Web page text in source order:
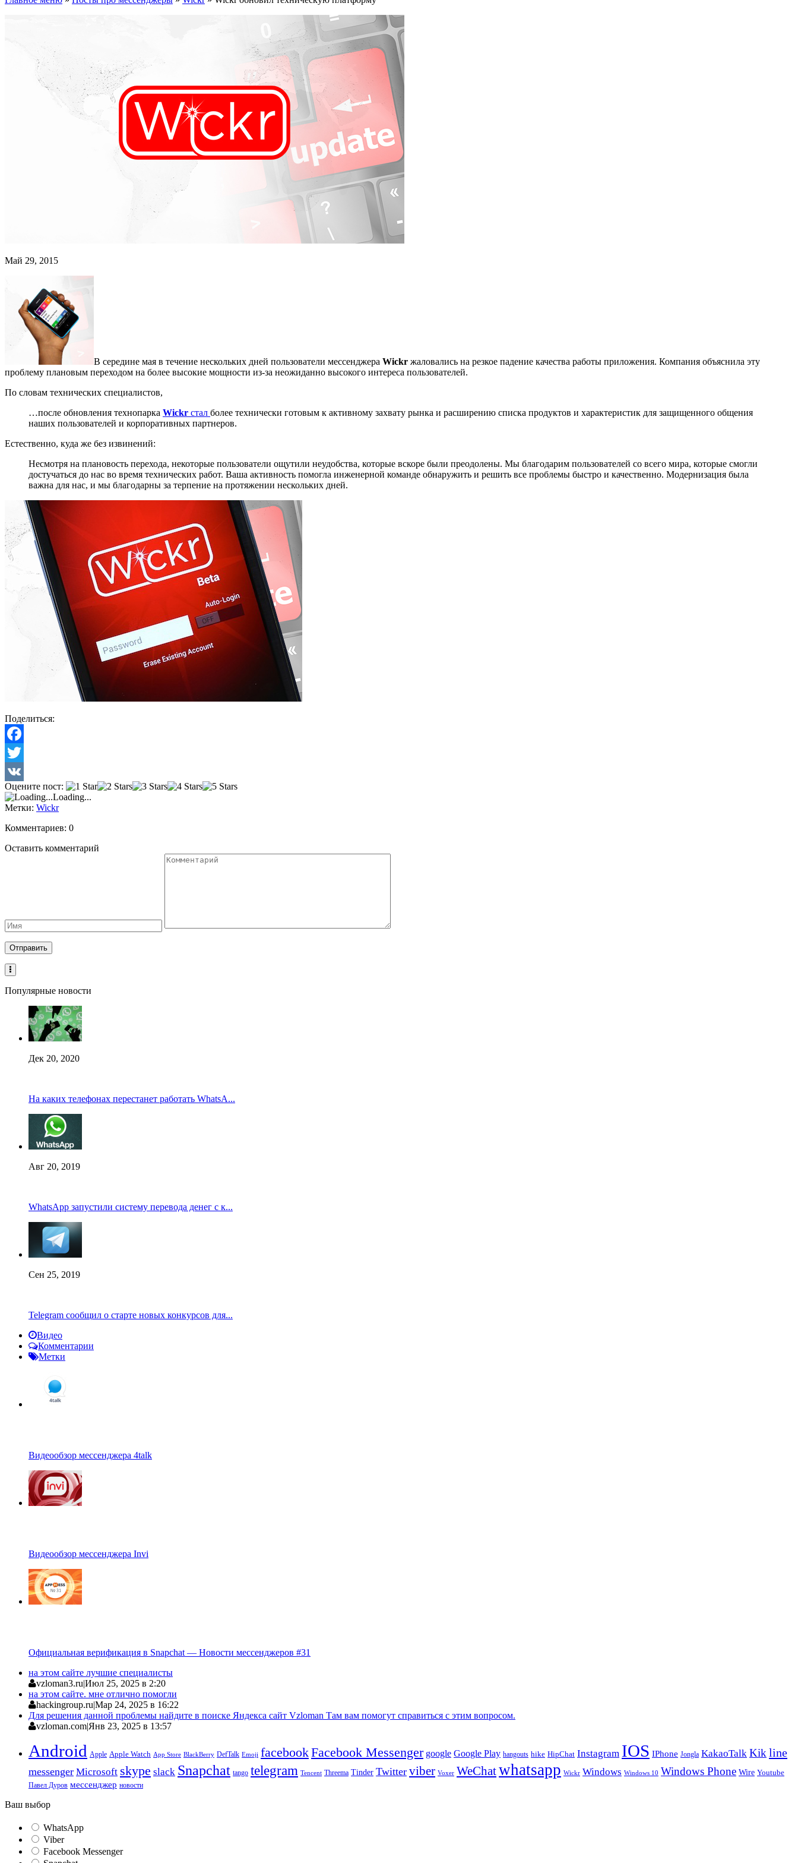
Май 29, 2015
В середине мая в течение нескольких дней пользователи мессенджера Wickr жаловались на резкое падение качества работы приложения. Компания объяснила эту
проблему плановым переходом на более высокие мощности из-за неожиданно высокого интереса пользователей.
По словам технических специалистов,
…после обновления технопарка Wickr стал более технически готовым к активному захвату рынка и расширению списка продуктов и характеристик для защищенного общения
наших пользователей и корпоративных партнеров.
Естественно, куда же без извинений:
Несмотря на плановость перехода, некоторые пользователи ощутили неудобства, которые вскоре были преодолены. Мы благодарим пользователей со всего мира, которые смогли
достучаться до нас во время технических работ. Ваша активность помогла инженерной команде обнаружить и решить все проблемы быстро и качественно. Модернизация была
важна для нас, и мы благодарны за терпение на протяжении нескольких дней.
Поделиться:
Facebook
Twitter
VK
Оцените пост:
Loading...
Метки: Wickr
Комментариев: 0
Оставить комментарий
Популярные новости
Дек 20, 2020
На каких телефонах перестанет работать WhatsA...
Авг 20, 2019
WhatsApp запустили систему перевода денег с к...
Сен 25, 2019
Telegram сообщил о старте новых конкурсов для...
Видео
Комментарии
Метки
Видеообзор мессенджера 4talk
Видеообзор мессенджера Invi
Официальная верификация в Snapchat — Новости мессенджеров #31
на этом сайте лучшие специалисты
vzloman3.ru|Июл 25, 2025 в 2:20
на этом сайте. мне отлично помогли
hackingroup.ru|Мар 24, 2025 в 16:22
Для решения данной проблемы найдите в поиске Яндекса сайт Vzloman Там вам помогут справиться с этим вопросом.
vzloman.com|Янв 23, 2025 в 13:57
Android Apple Apple Watch App Store BlackBerry DefTalk Emoji facebookFacebook Messenger google Google Play hangouts hike HipChat Instagram IOS IPhone Jongla KakaoTalk Kik line
messenger Microsoft skype slack Snapchat tango telegram Tencent Threema Tinder Twitter viber Voxer WeChatwhatsapp Wickr Windows Windows 10 Windows Phone Wire Youtube
Павел Дуров мессенджер новости
Ваш выбор
WhatsApp
Viber
Facebook Messenger